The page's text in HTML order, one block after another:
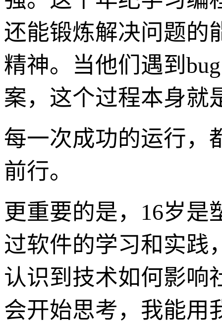
还能锻炼解决问题的
精神。当他们遇到
案，这个过程本身就
每一次成功的运行，
前行。
更重要的是，16岁是
过软件的学习和实践
认识到技术如何影响
会开始思考，我能用